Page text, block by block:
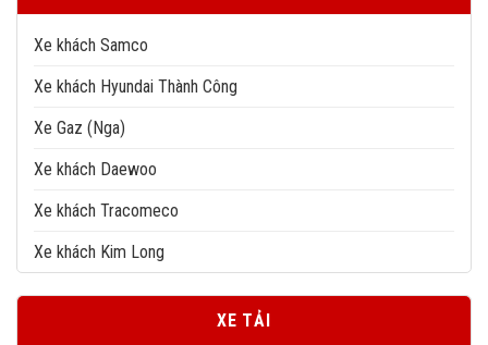
Xe khách Samco
Xe khách Hyundai Thành Công
Xe Gaz (Nga)
Xe khách Daewoo
Xe khách Tracomeco
Xe khách Kim Long
XE TẢI